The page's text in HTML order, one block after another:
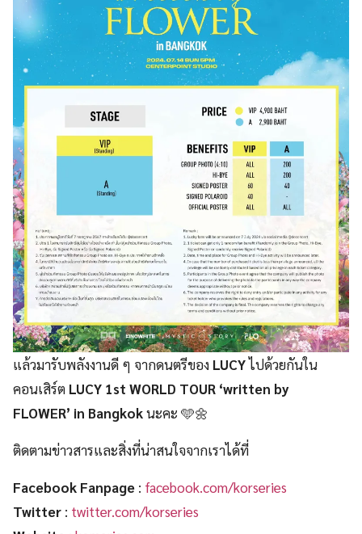
แล้วมารับพลังงานดี ๆ จากดนตรีของ LUCYไปด้วยกันใน
คอนเสิร์ต LUCY 1st WORLD TOUR ‘written by
FLOWER’ in Bangkokนะคะ 🩵🌼
ติดตามข่าวสารและสิ่งที่น่าสนใจจากเราได้ที่
Facebook Fanpage : facebook.com/korseries
Twitter : twitter.com/korseries